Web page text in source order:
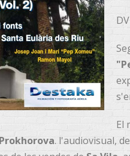
El
. l'audiovisual,